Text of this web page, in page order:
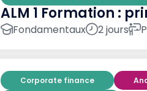
ALM 1 Formation :
Fondamentaux 2 jours
Corporate finance